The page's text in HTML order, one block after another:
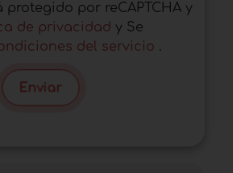
protegido por reCAPTCHA y
de privacidad y Se
del servicio .
Enviar